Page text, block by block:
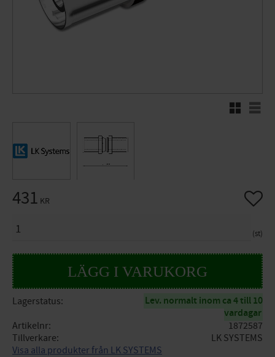
Rutnätsvy
431 KR
st
Lägg
Lagerstatus
Lev. normalt inom ca 4 till 10
vardagar
Artikelnr
1872587
Tillverkare
LK SYSTEMS
Visa alla produkter från LK SYSTEMS